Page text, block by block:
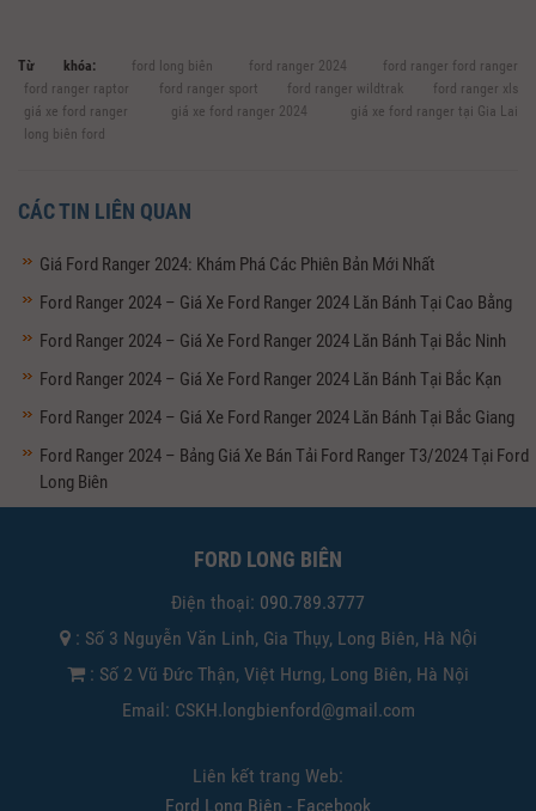
Từ khóa: ford long biên ford ranger 2024
ford ranger ford ranger
ford ranger raptor
ford ranger sport ford ranger wildtrak
ford ranger xls
giá xe ford ranger
giá xe ford ranger 2024
giá xe ford ranger tại Gia Lai
long biên ford
CÁC TIN LIÊN QUAN
Giá Ford Ranger 2024: Khám Phá Các Phiên Bản Mới Nhất
Ford Ranger 2024 – Giá Xe Ford Ranger 2024 Lăn Bánh Tại Cao Bằng
Ford Ranger 2024 – Giá Xe Ford Ranger 2024 Lăn Bánh Tại Bắc Ninh
Ford Ranger 2024 – Giá Xe Ford Ranger 2024 Lăn Bánh Tại Bắc Kạn
Ford Ranger 2024 – Giá Xe Ford Ranger 2024 Lăn Bánh Tại Bắc Giang
Ford Ranger 2024 – Bảng Giá Xe Bán Tải Ford Ranger T3/2024 Tại Ford
Long Biên
FORD LONG BIÊN
Điện thoại: 090.789.3777
: Số 3 Nguyễn Văn Linh, Gia Thụy, Long Biên, Hà Nội
: Số 2 Vũ Đức Thận, Việt Hưng, Long Biên, Hà Nội
Email: CSKH.longbienford@gmail.com
Liên kết trang Web:
Ford Long Biên - Facebook